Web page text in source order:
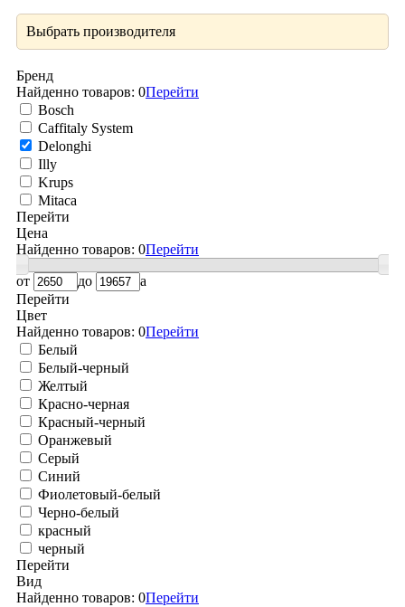
Выбрать производителя
Бренд
Найденно товаров: 0Перейти
Bosch
Caffitaly System
Delonghi
Illy
Krups
Mitaca
Перейти
Цена
Найденно товаров: 0Перейти
от до
a
Перейти
Цвет
Найденно товаров: 0Перейти
Белый
Белый-черный
Желтый
Красно-черная
Красный-черный
Оранжевый
Серый
Синий
Фиолетовый-белый
Черно-белый
красный
черный
Перейти
Вид
Найденно товаров: 0Перейти